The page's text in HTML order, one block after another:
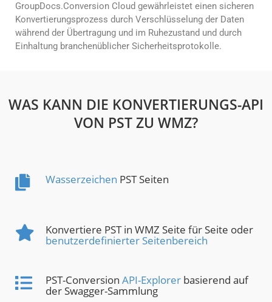
GroupDocs.Conversion Cloud gewährleistet einen sicheren
Konvertierungsprozess durch Verschlüsselung der Daten
während der Übertragung und im Ruhezustand und durch
Einhaltung branchenüblicher Sicherheitsprotokolle.
WAS KANN DIE KONVERTIERUNGS-API
VON PST ZU WMZ?
Wasserzeichen PST Seiten
Konvertiere PST in WMZ Seite für Seite oder
benutzerdefinierter Seitenbereich
PST-Conversion API-Explorer basierend auf
der Swagger-Sammlung